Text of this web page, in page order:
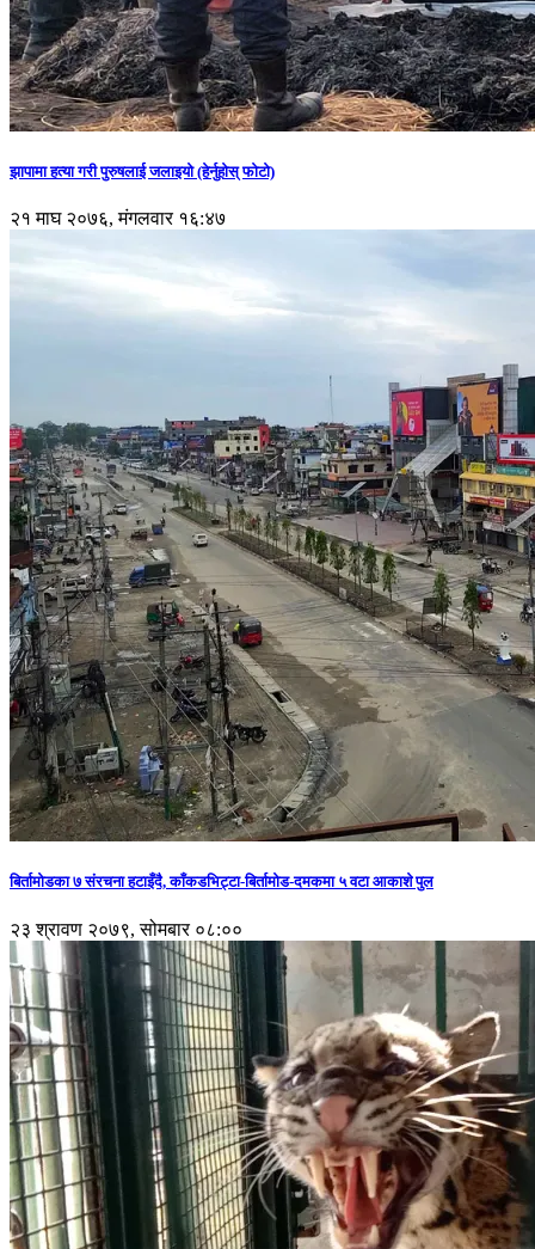
झापामा हत्या गरी पुरुषलाई जलाइयो (हेर्नुहाेस् फाेटाे)
२१ माघ २०७६, मंगलवार १६:४७
बिर्तामोडका ७ संरचना हटाइँदै, काँकडभिट्टा-बिर्तामोड-दमकमा ५ वटा आकाशे पुल
२३ श्रावण २०७९, सोमबार ०८:००